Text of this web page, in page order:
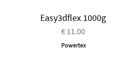
Easy3dflex 1000g
€ 11.00
Powertex